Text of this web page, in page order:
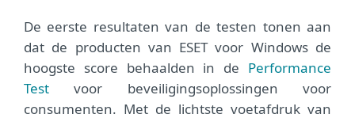
De eerste resultaten van de testen tonen aan
dat de producten van ESET voor Windows de
hoogste score behaalden in de Performance
Test voor beveiligingsoplossingen voor
consumenten. Met de lichtste voetafdruk van